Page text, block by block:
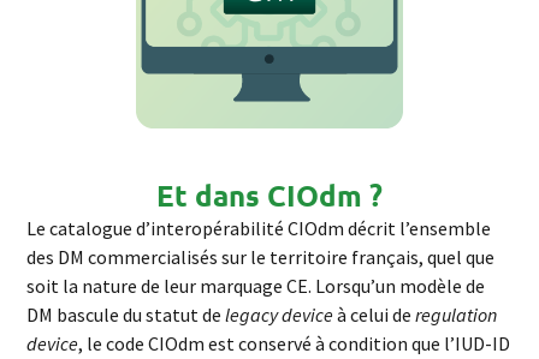
Et dans CIOdm ?
Le catalogue d’interopérabilité CIOdm décrit l’ensemble
des DM commercialisés sur le territoire français, quel que
soit la nature de leur marquage CE. Lorsqu’un modèle de
DM bascule du statut de legacy deviceà celui deregulation
device, le code CIOdm est conservé à condition que l’IUD-ID